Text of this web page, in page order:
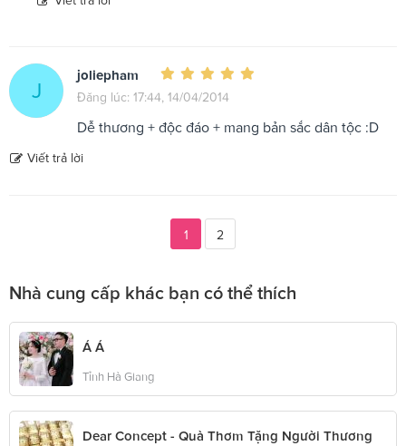
J
joliepham
Đăng lúc: 17:44, 14/04/2014
Dễ thương + độc đáo + mang bản sắc dân tộc :D
Viết trả lời
1 2
Nhà cung cấp khác bạn có thể thích
Á Á
Tỉnh Hà Giang
Dear Concept - Quà Thơm Tặng Người Thương